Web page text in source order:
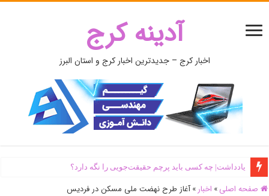
آدینه کرج
اخبار کرج – جدیدترین اخبار کرج و استان البرز
یادداشت| ‌چه کسی باید پرچم حقیقت‌جویی را نگه دارد؟
صفحه اصلی » اخبار » آغاز طرح نهضت ملی مسکن در فردیس